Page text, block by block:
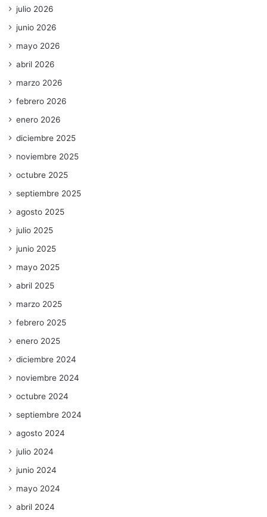
julio 2026
junio 2026
mayo 2026
abril 2026
marzo 2026
febrero 2026
enero 2026
diciembre 2025
noviembre 2025
octubre 2025
septiembre 2025
agosto 2025
julio 2025
junio 2025
mayo 2025
abril 2025
marzo 2025
febrero 2025
enero 2025
diciembre 2024
noviembre 2024
octubre 2024
septiembre 2024
agosto 2024
julio 2024
junio 2024
mayo 2024
abril 2024